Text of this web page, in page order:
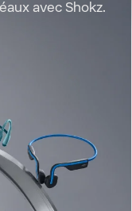
avec Shokz.